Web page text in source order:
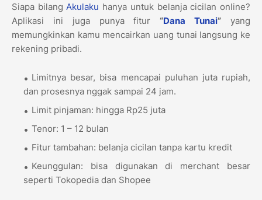
Siapa bilangAkulaku hanya untuk belanja cicilan online?
Aplikasi ini juga punya fitur“Dana Tunai” yang
memungkinkan kamu mencairkan uang tunai langsung ke
rekening pribadi.
Limitnya besar, bisa mencapai puluhan juta rupiah,
dan prosesnya nggak sampai 24 jam.
Limit pinjaman: hingga Rp25 juta
Tenor: 1 – 12 bulan
Fitur tambahan: belanja cicilan tanpa kartu kredit
Keunggulan: bisa digunakan di merchant besar
seperti Tokopedia dan Shopee